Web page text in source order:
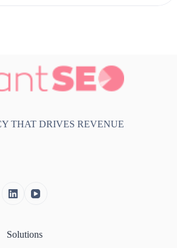
THAT DRIVES REVENUE
Solutions